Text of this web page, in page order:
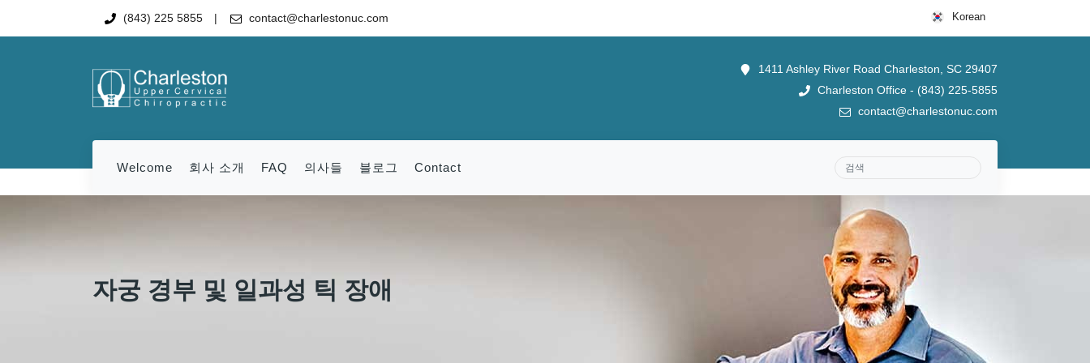
(843) 225 5855 contact@charlestonuc.com Korean
1411 Ashley River Road Charleston, SC 29407
Charleston Office - (843) 225-5855
contact@charlestonuc.com
Welcome 회사 소개 FAQ 의사들 블로그 Contact
자궁 경부 및 일과성 틱 장애